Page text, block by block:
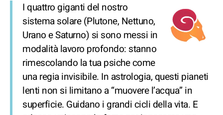
I quattro giganti del nostro
sistema solare (Plutone, Nettuno,
Urano e Saturno) si sono messi in
modalità lavoro profondo: stanno
rimescolando la tua psiche come
una regia invisibile. In astrologia, questi pianeti
lenti non si limitano a “muovere l’acqua” in
superficie. Guidano i grandi cicli della vita. E